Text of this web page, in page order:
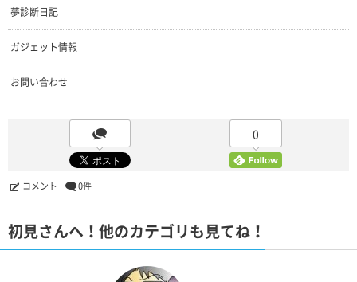
夢診断日記
ガジェット情報
お問い合わせ
0
コメント 0件
初見さんへ！他のカテゴリも見てね！